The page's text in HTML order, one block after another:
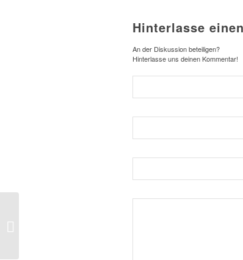
Hinterlasse
An der Diskussion beteiligen?
Hinterlasse uns deinen Kommentar!